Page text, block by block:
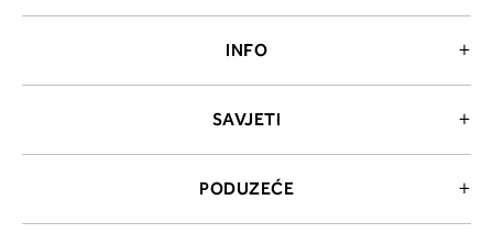
INFO
SAVJETI
PODUZEĆE